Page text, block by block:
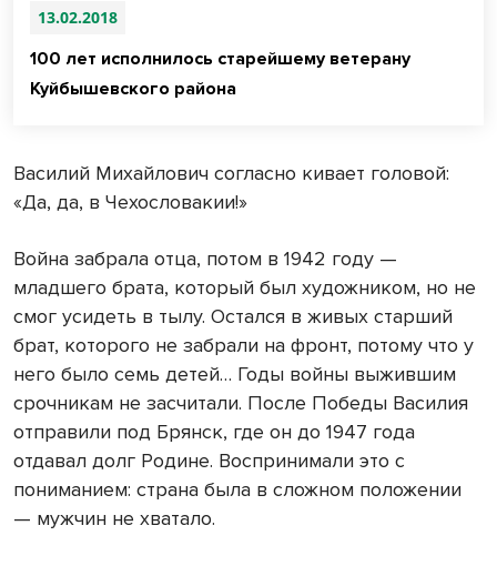
13.02.2018
100 лет исполнилось старейшему ветерану
Куйбышевского района
Василий Михайлович согласно кивает головой:
«Да, да, в Чехословакии!»
Война забрала отца, потом в 1942 году —
младшего брата, который был художником, но не
смог усидеть в тылу. Остался в живых старший
брат, которого не забрали на фронт, потому что у
него было семь детей… Годы войны выжившим
срочникам не засчитали. После Победы Василия
отправили под Брянск, где он до 1947 года
отдавал долг Родине. Воспринимали это с
пониманием: страна была в сложном положении
— мужчин не хватало.